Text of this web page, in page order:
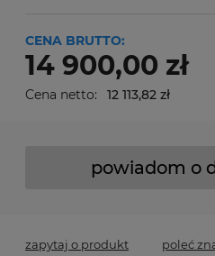
CENA BRUTTO:
14 900,00 zł
Cena netto: 12 113,82 zł
powiadom o
zapytaj o produkt poleć